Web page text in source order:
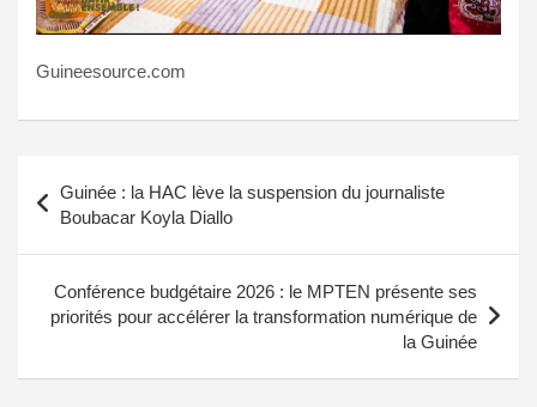
Guineesource.com
de
l’article
Guinée : la HAC lève la suspension du journaliste
Boubacar Koyla Diallo
Conférence budgétaire 2026 : le MPTEN présente ses
priorités pour accélérer la transformation numérique de
la Guinée